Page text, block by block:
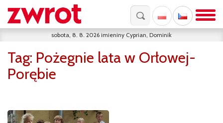
sobota, 8. 8. 2026 imieniny Cyprian, Dominik
Tag: Pożegnie lata w Orłowej-
Porębie